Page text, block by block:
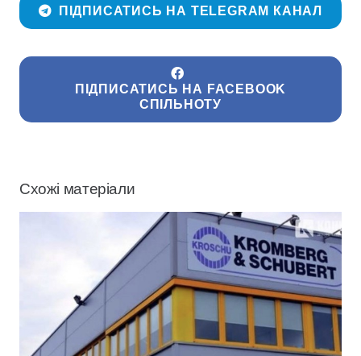
ПІДПИСАТИСЬ НА TELEGRAM КАНАЛ
ПІДПИСАТИСЬ НА FACEBOOK
СПІЛЬНОТУ
Схожі матеріали